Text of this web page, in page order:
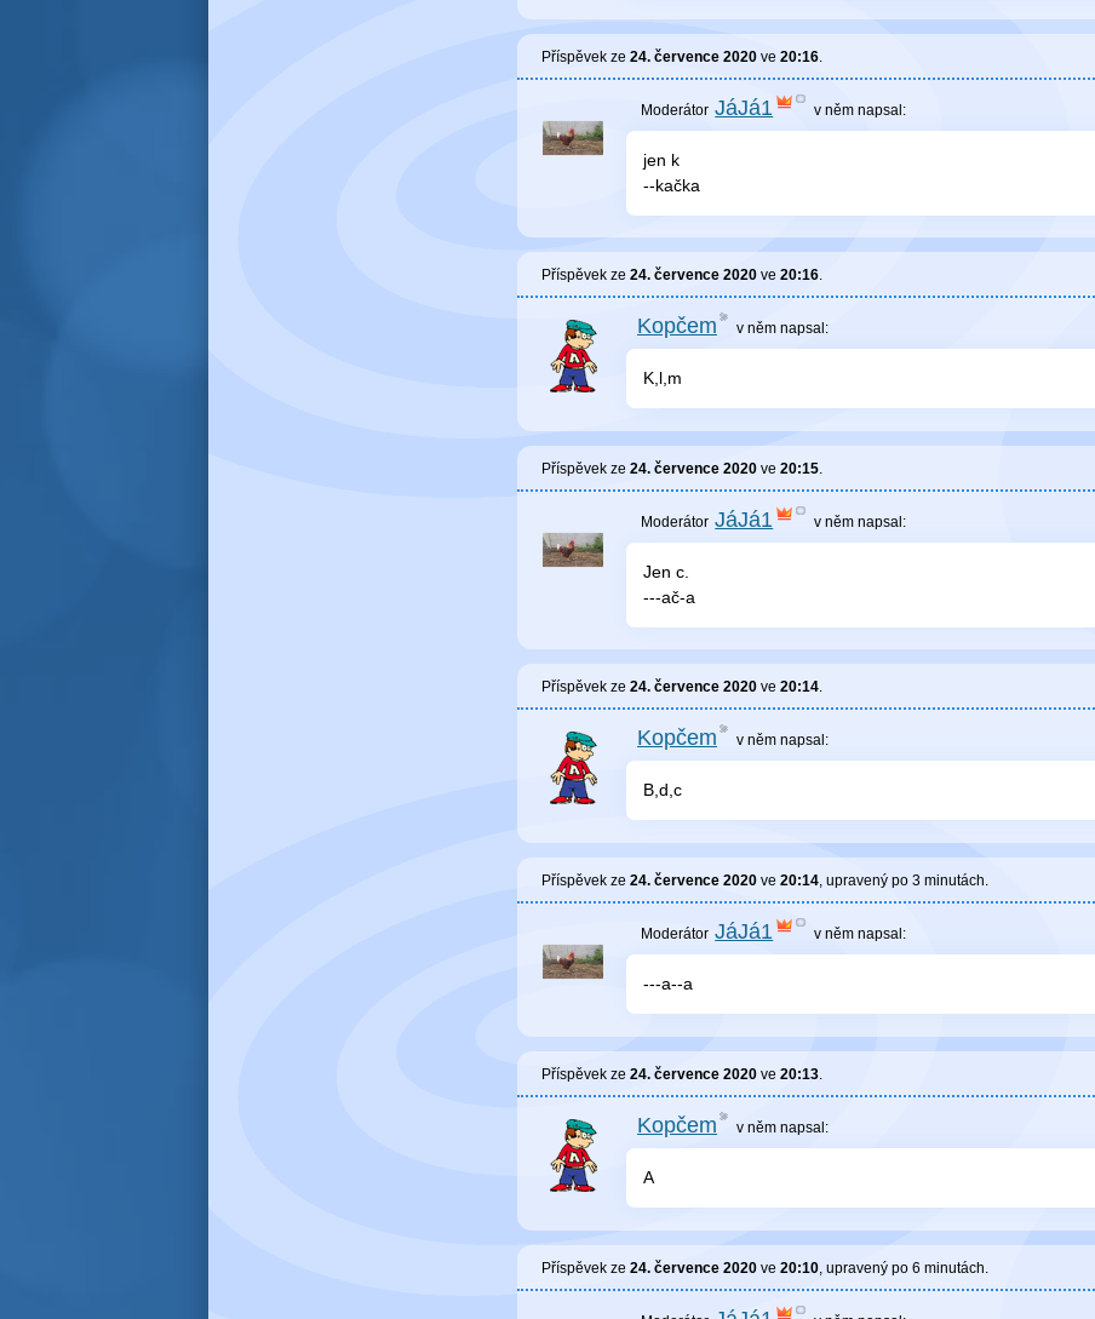
Příspěvek ze 24. července 2020 ve 20:16.
JáJá1 v něm napsal:
jen k
--kačka
Příspěvek ze 24. července 2020 ve 20:16.
Kopčem v něm napsal:
K,l,m
Příspěvek ze 24. července 2020 ve 20:15.
JáJá1 v něm napsal:
Jen c.
---ač-a
Příspěvek ze 24. července 2020 ve 20:14.
Kopčem v něm napsal:
B,d,c
Příspěvek ze 24. července 2020 ve 20:14, upravený po 3 minutách.
JáJá1 v něm napsal:
---a--a
Příspěvek ze 24. července 2020 ve 20:13.
Kopčem v něm napsal:
A
Příspěvek ze 24. července 2020 ve 20:10, upravený po 6 minutách.